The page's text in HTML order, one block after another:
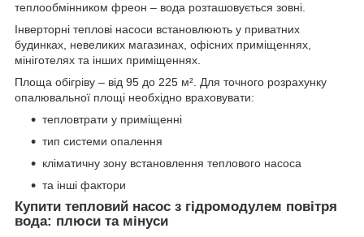
теплообмінником фреон – вода розташовується зовні.
Інверторні теплові насоси встановлюють у приватних
будинках, невеликих магазинах, офісних приміщеннях,
мініготелях та інших приміщеннях.
Площа обігріву – від 95 до 225 м². Для точного розрахунку
опалювальної площі необхідно враховувати:
тепловтрати у приміщенні
тип системи опалення
кліматичну зону встановлення теплового насоса
та інші фактори
Купити тепловий насос з гідромодулем повітря
вода: плюси та мінуси